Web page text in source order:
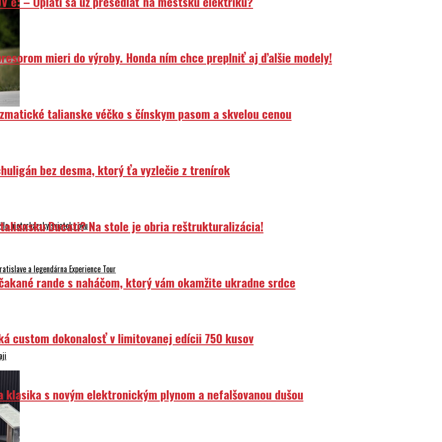
motorkársky sviatok roku
a legendárna Experience Tour
mieri do výroby. Honda ním chce preplniť aj ďalšie modely!
talianske véčko s čínskym pasom a skvelou cenou
bez desma, ktorý ťa vyzlečie z trenírok
taliansku Ducati? Na stole je obria reštrukturalizácia!
rande s naháčom, ktorý vám okamžite ukradne srdce
custom dokonalosť v limitovanej edícii 750 kusov
klasika s novým elektronickým plynom a nefalšovanou dušou